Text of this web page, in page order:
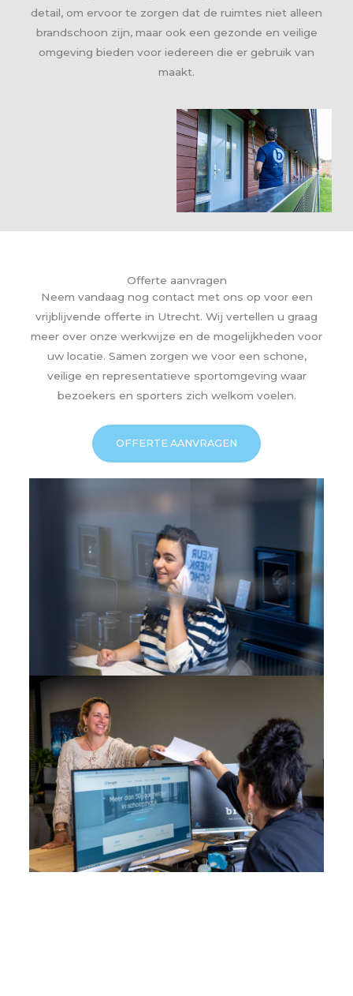
detail, om ervoor te zorgen dat de ruimtes niet alleen
brandschoon zijn, maar ook een gezonde en veilige
omgeving bieden voor iedereen die er gebruik van
maakt.
Offerte aanvragen
Neem vandaag nog contact met ons op voor een
vrijblijvende offerte in Utrecht. Wij vertellen u graag
meer over onze werkwijze en de mogelijkheden voor
uw locatie. Samen zorgen we voor een schone,
veilige en representatieve sportomgeving waar
bezoekers en sporters zich welkom voelen.
OFFERTE AANVRAGEN